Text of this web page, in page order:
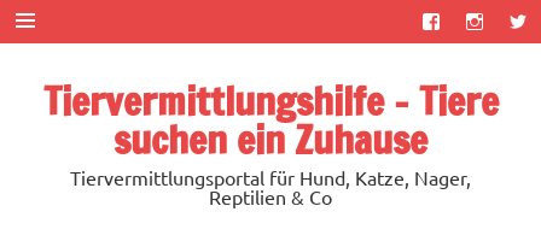
Zum
Inhalt
springen
Tiervermittlungshilfe – Tiere
suchen ein Zuhause
Tiervermittlungsportal für Hund, Katze, Nager,
Reptilien & Co